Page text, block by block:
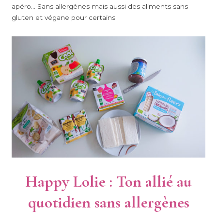
apéro… Sans allergènes mais aussi des aliments sans
gluten et végane pour certains.
Happy Lolie : Ton allié au
quotidien sans allergènes